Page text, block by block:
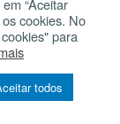
“Aceitar
cookies. No
para
todos